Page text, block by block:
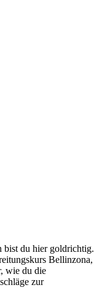
bist du hier goldrichtig.
Bellinzona,
wie du die
zur